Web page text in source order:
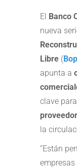
El Banco
nueva
Libre (
apunta a
clave para
la
“Están